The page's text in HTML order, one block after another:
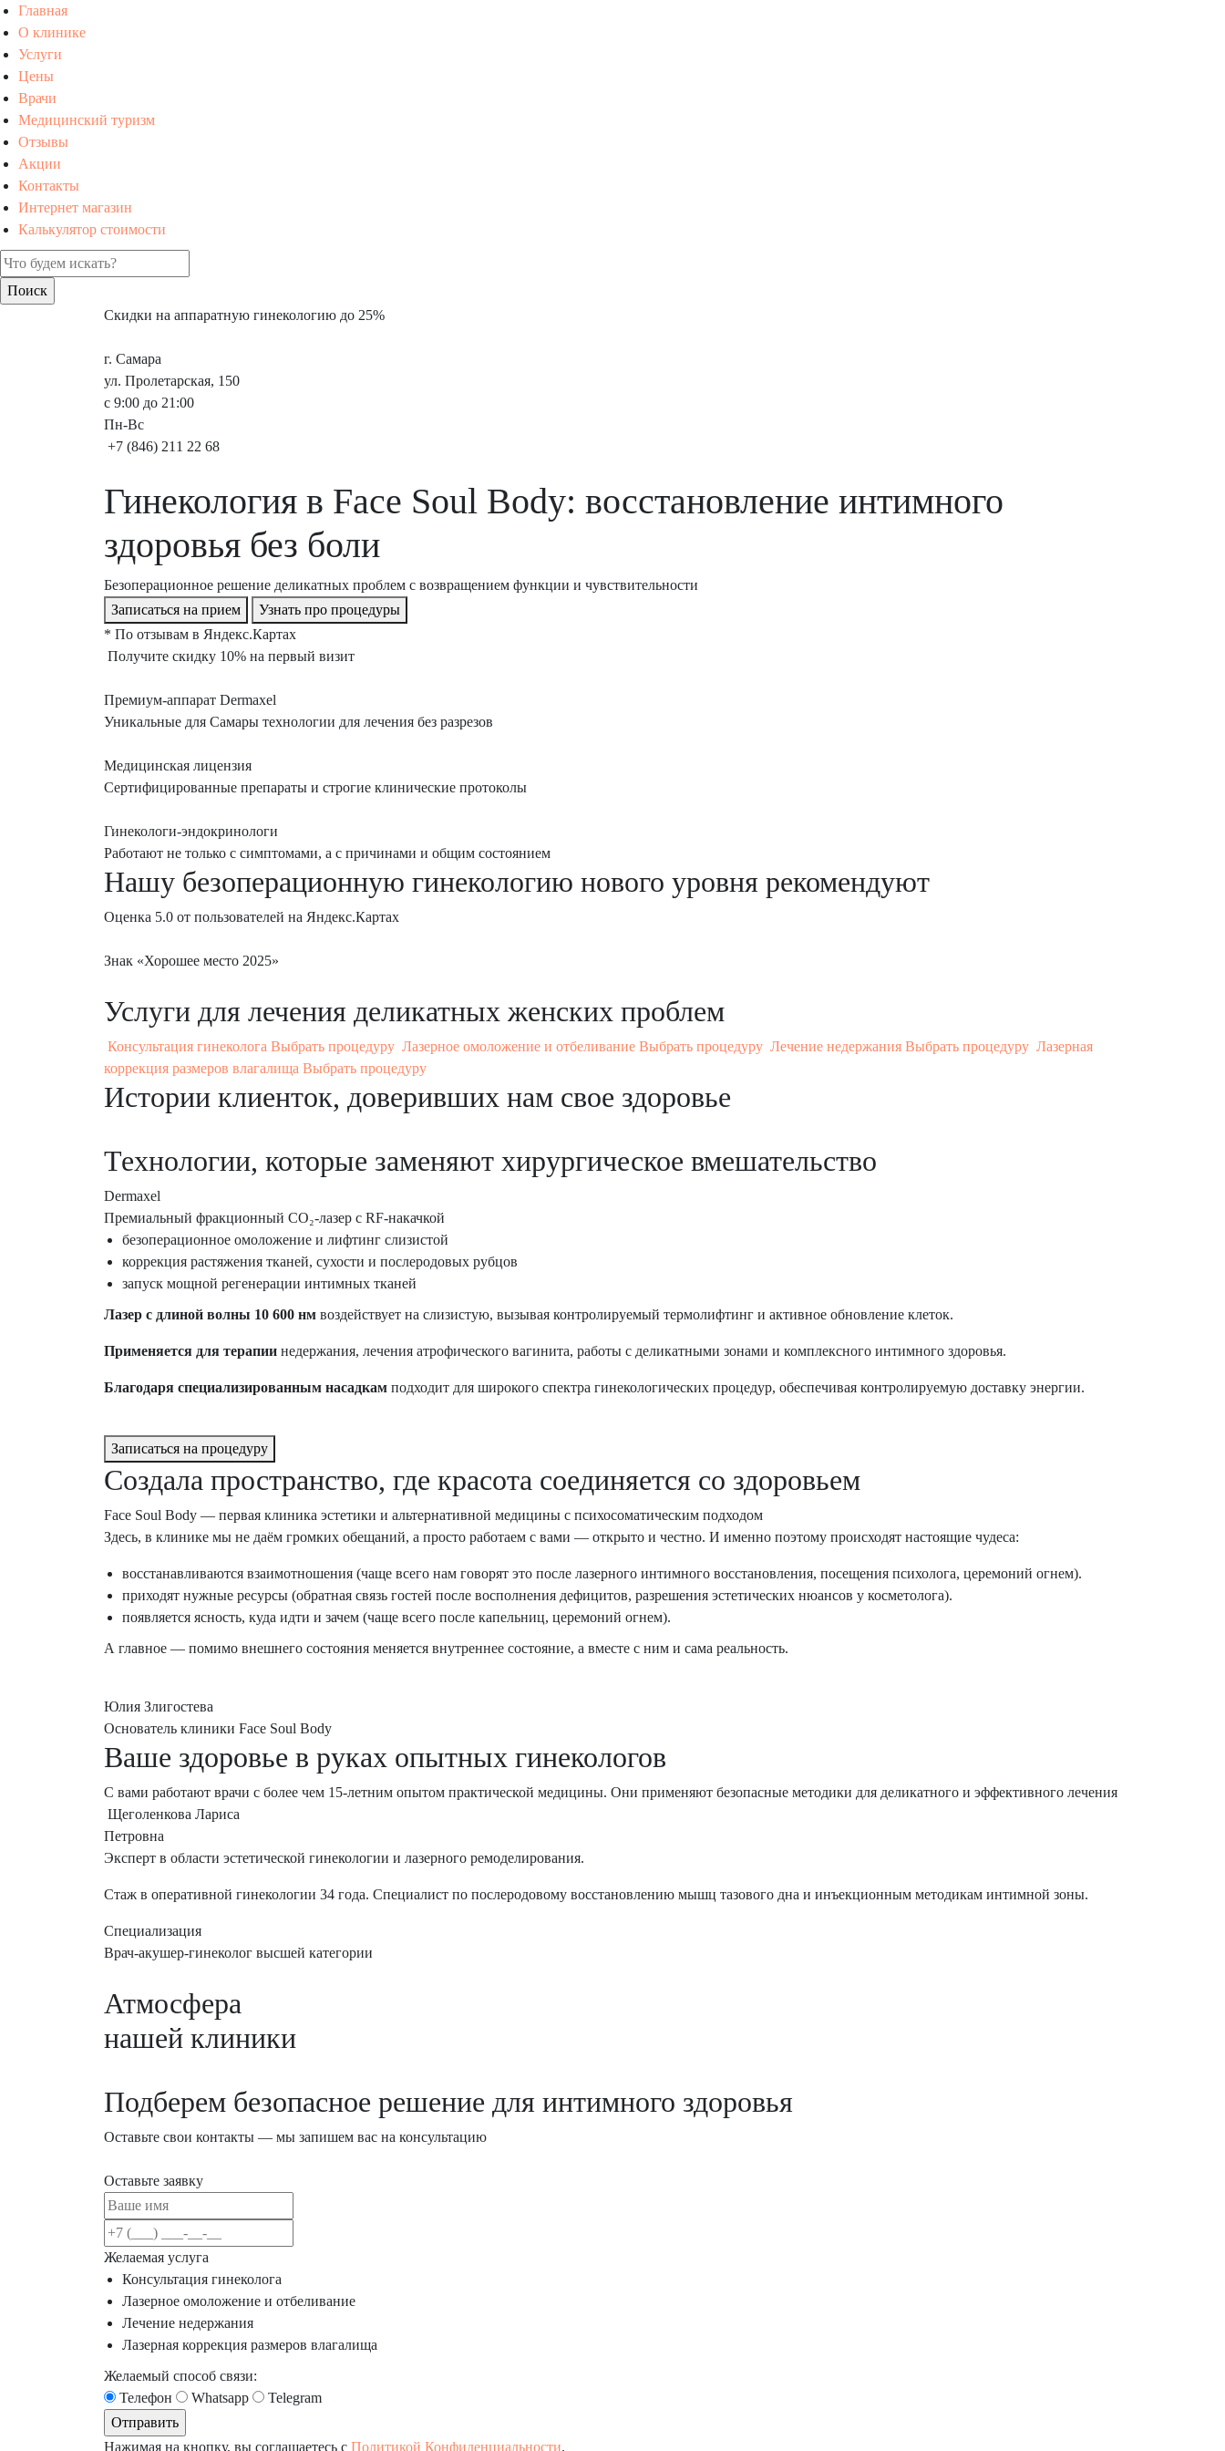
Главная
О клинике
Услуги
Цены
Врачи
Медицинский туризм
Отзывы
Акции
Контакты
Интернет магазин
Калькулятор стоимости
Скидки на аппаратную гинекологию до 25%
г. Самара
ул. Пролетарская, 150
с 9:00 до 21:00
Пн-Вс
+7 (846) 211 22 68
Гинекология в Face Soul Body: восстановление интимного
здоровья без боли
Безоперационное решение деликатных проблем с возвращением функции и чувствительности
Записаться на прием
Узнать про процедуры
* По отзывам в Яндекс.Картах
Получите скидку 10% на первый визит
Премиум-аппарат Dermaxel
Уникальные для Самары технологии для лечения без разрезов
Медицинская лицензия
Сертифицированные препараты и строгие клинические протоколы
Гинекологи-эндокринологи
Работают не только с симптомами, а с причинами и общим состоянием
Нашу безоперационную гинекологию нового уровня рекомендуют
Оценка 5.0 от пользователей на Яндекс.Картах
Знак «Хорошее место 2025»
Услуги для лечения деликатных женских проблем
Консультация гинеколога Выбрать процедуру Лазерное омоложение и отбеливание Выбрать процедуру Лечение недержания Выбрать процедуру Лазерная
коррекция размеров влагалища Выбрать процедуру
Истории клиенток, доверивших нам свое здоровье
Технологии, которые заменяют хирургическое вмешательство
Dermaxel
Премиальный фракционный CO₂-лазер с RF-накачкой
безоперационное омоложение и лифтинг слизистой
коррекция растяжения тканей, сухости и послеродовых рубцов
запуск мощной регенерации интимных тканей
Лазер с длиной волны 10 600 нм воздействует на слизистую, вызывая контролируемый термолифтинг и активное обновление клеток.
Применяется для терапии недержания, лечения атрофического вагинита, работы с деликатными зонами и комплексного интимного здоровья.
Благодаря специализированным насадкам подходит для широкого спектра гинекологических процедур, обеспечивая контролируемую доставку энергии.
Записаться на процедуру
Создала пространство, где красота соединяется со здоровьем
Face Soul Body — первая клиника эстетики и альтернативной медицины с психосоматическим подходом
Здесь, в клинике мы не даём громких обещаний, а просто работаем с вами — открыто и честно. И именно поэтому происходят настоящие чудеса:
восстанавливаются взаимотношения (чаще всего нам говорят это после лазерного интимного восстановления, посещения психолога, церемоний огнем).
приходят нужные ресурсы (обратная связь гостей после восполнения дефицитов, разрешения эстетических нюансов у косметолога).
появляется ясность, куда идти и зачем (чаще всего после капельниц, церемоний огнем).
А главное — помимо внешнего состояния меняется внутреннее состояние, а вместе с ним и сама реальность.
Юлия Злигостева
Основатель клиники Face Soul Body
Ваше здоровье в руках опытных гинекологов
С вами работают врачи с более чем 15-летним опытом практической медицины. Они применяют безопасные методики для деликатного и эффективного лечения
Щеголенкова Лариса
Петровна
Эксперт в области эстетической гинекологии и лазерного ремоделирования.
Стаж в оперативной гинекологии 34 года. Специалист по послеродовому восстановлению мышц тазового дна и инъекционным методикам интимной зоны.
Специализация
Врач-акушер-гинеколог высшей категории
Атмосфера
нашей клиники
Подберем безопасное решение для интимного здоровья
Оставьте свои контакты — мы запишем вас на консультацию
Оставьте заявку
Желаемая услуга
Консультация гинеколога
Лазерное омоложение и отбеливание
Лечение недержания
Лазерная коррекция размеров влагалища
Желаемый способ связи:
Телефон
Whatsapp Telegram
Нажимая на кнопку, вы соглашаетесь с Политикой Конфиденциальности.